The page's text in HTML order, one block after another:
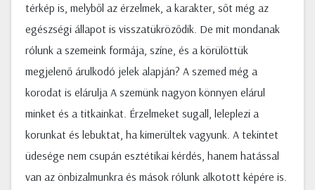
térkép is, melyből az érzelmek, a karakter, sőt még az
egészségi állapot is visszatükröződik. De mit mondanak
rólunk a szemeink formája, színe, és a körülöttük
megjelenő árulkodó jelek alapján? A szemed még a
korodat is elárulja A szemünk nagyon könnyen elárul
minket és a titkainkat. Érzelmeket sugall, leleplezi a
korunkat és lebuktat, ha kimerültek vagyunk. A tekintet
üdesége nem csupán esztétikai kérdés, hanem hatással
van az önbizalmunkra és mások rólunk alkotott képére is.